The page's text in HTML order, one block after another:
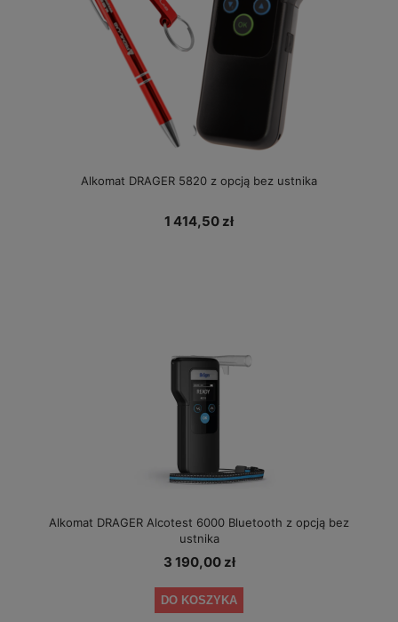
Alkomat DRAGER 5820 z opcją bez ustnika
1 414,50 zł
Alkomat DRAGER Alcotest 6000 Bluetooth z opcją bez
ustnika
3 190,00 zł
DO KOSZYKA